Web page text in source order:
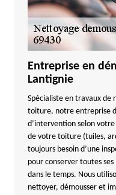
Entreprise en
Lantignie
Spécialiste en travaux de
toiture, notre entreprise
d’intervention selon
de votre toiture (tuiles,
toujours besoin d’une
pour conserver toutes
dans le temps. Nous
nettoyer, démousser et